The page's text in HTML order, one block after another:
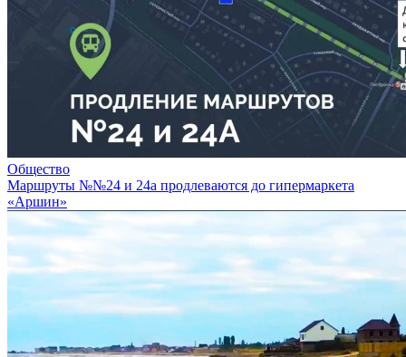
Общество
Маршруты №№24 и 24а продлеваются до гипермаркета
«Аршин»